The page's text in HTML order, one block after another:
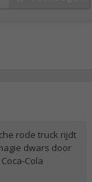
rode truck rijdt
dwars door
Cola